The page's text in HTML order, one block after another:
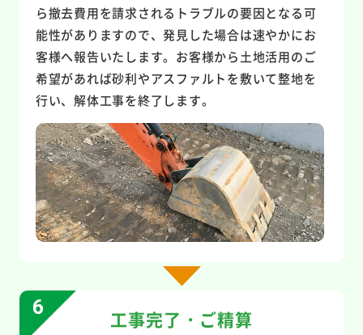
ら撤去費用を請求されるトラブルの要因となる可
能性がありますので、発見した場合は速やかにお
客様へ報告いたします。お客様から土地活用のご
希望があれば砂利やアスファルトを敷いて整地を
行い、解体工事を終了します。
工事完了・ご精算